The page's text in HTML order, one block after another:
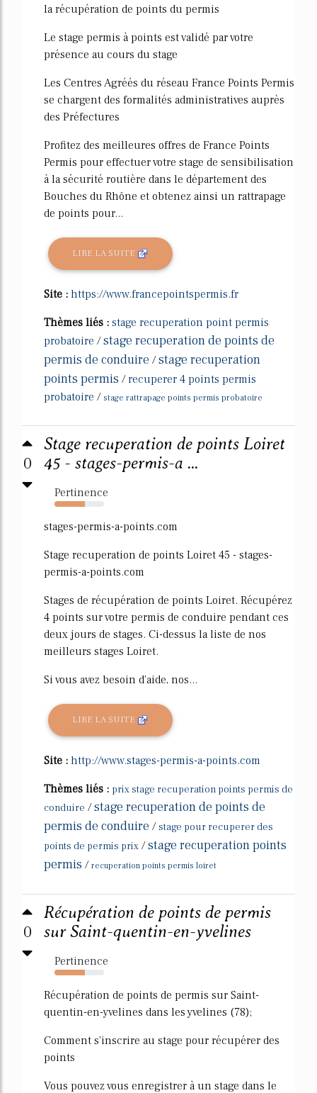
la récupération de points du permis
Le stage permis à points est validé par votre
présence au cours du stage
Les Centres Agréés du réseau France Points Permis
se chargent des formalités administratives auprès
des Préfectures
Profitez des meilleures offres de France Points
Permis pour effectuer votre stage de sensibilisation
à la sécurité routière dans le département des
Bouches du Rhône et obtenez ainsi un rattrapage
de points pour...
LIRE LA SUITE
Site : https://www.francepointspermis.fr
Thèmes liés : stage recuperation point permis
probatoire /stage recuperation de points de
permis de conduire /stage recuperation
points permis /recuperer 4 points permis
probatoire / stage rattrapage points permis probatoire
0
Stage recuperation de points Loiret
45 - stages-permis-a ...
Pertinence
62%
stages-permis-a-points.com
Stage recuperation de points Loiret 45 - stages-
permis-a-points.com
Stages de récupération de points Loiret. Récupérez
4 points sur votre permis de conduire pendant ces
deux jours de stages. Ci-dessus la liste de nos
meilleurs stages Loiret.
Si vous avez besoin d'aide, nos...
LIRE LA SUITE
Site : http://www.stages-permis-a-points.com
Thèmes liés : prix stage recuperation points permis de
conduire /stage recuperation de points de
permis de conduire /stage pour recuperer des
points de permis prix /stage recuperation points
permis / recuperation points permis loiret
0
Récupération de points de permis
sur Saint-quentin-en-yvelines
Pertinence
61%
Récupération de points de permis sur Saint-
quentin-en-yvelines dans les yvelines (78);
Comment s'inscrire au stage pour récupérer des
points
Vous pouvez vous enregistrer à un stage dans le